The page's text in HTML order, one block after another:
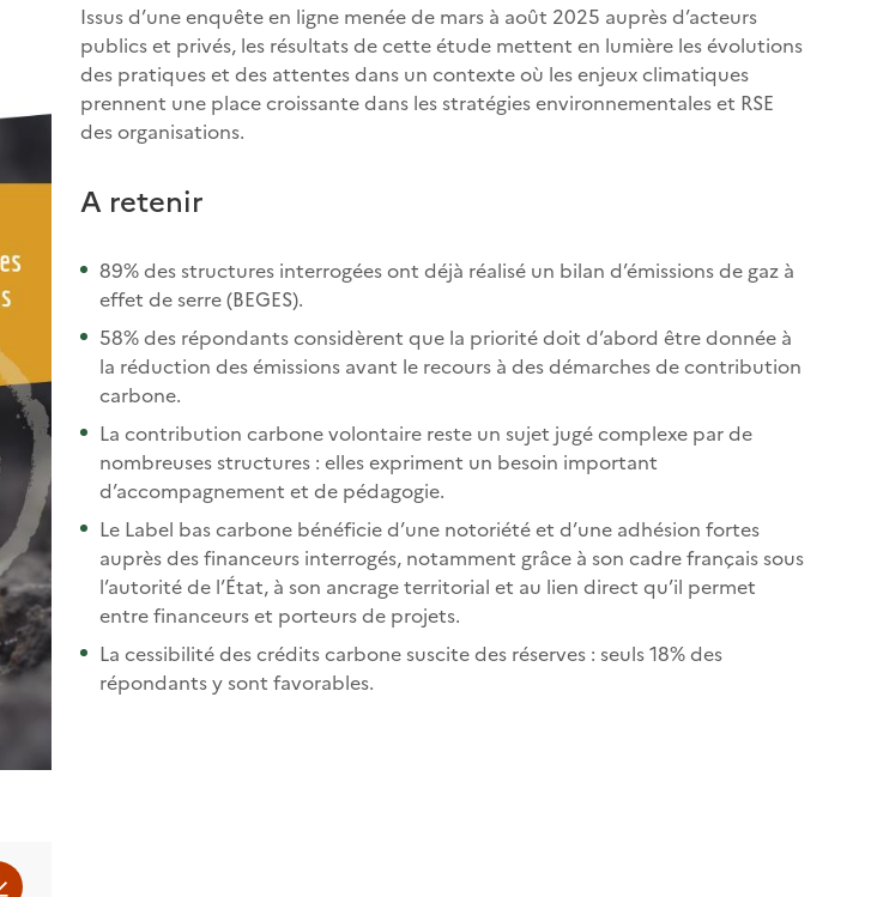
Issus d’une enquête en ligne menée de mars à août 2025 auprès d’acteurs
publics et privés, les résultats de cette étude mettent en lumière les évolutions
des pratiques et des attentes dans un contexte où les enjeux climatiques
prennent une place croissante dans les stratégies environnementales et RSE
des organisations.
A retenir
89% des structures interrogées ont déjà réalisé un bilan d’émissions de gaz à
effet de serre (BEGES).
58% des répondants considèrent que la priorité doit d’abord être donnée à
la réduction des émissions avant le recours à des démarches de contribution
carbone.
La contribution carbone volontaire reste un sujet jugé complexe par de
nombreuses structures : elles expriment un besoin important
d’accompagnement et de pédagogie.
Le Label bas carbone bénéficie d’une notoriété et d’une adhésion fortes
auprès des financeurs interrogés, notamment grâce à son cadre français sous
l’autorité de l’État, à son ancrage territorial et au lien direct qu’il permet
entre financeurs et porteurs de projets.
La cessibilité des crédits carbone suscite des réserves : seuls 18% des
répondants y sont favorables.